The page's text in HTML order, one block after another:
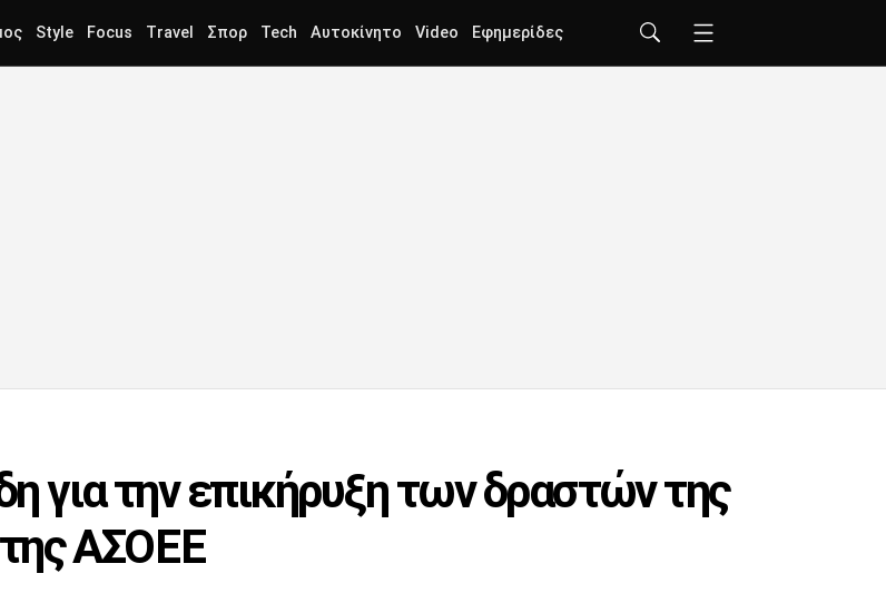
Style Focus Travel Σπορ Tech Αυτοκίνητο Video Εφημερίδες
για την επικήρυξη των δραστών της
ΑΣΟΕΕ